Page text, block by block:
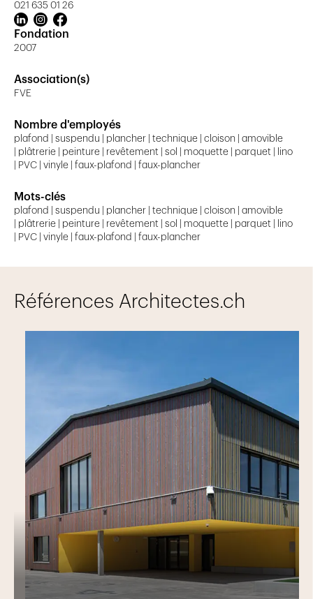
La satisfaction de nos clients est primordiale, c’est
pourquoi nous proposons des produits de qualité à des
prix concurrentiels, avec un service irréprochable.
Projets en cours
connaître nos projets, vous trouverez nos références
directement sur notre site internet.
021 635 01 26
Fondation
2007
Association(s)
FVE
Nombre d'employés
plafond | suspendu | plancher | technique | cloison | amovible
| plâtrerie | peinture | revêtement | sol | moquette | parquet | lino
| PVC | vinyle | faux-plafond | faux-plancher
Mots-clés
plafond | suspendu | plancher | technique | cloison | amovible
| plâtrerie | peinture | revêtement | sol | moquette | parquet | lino
| PVC | vinyle | faux-plafond | faux-plancher
Références Architectes.ch